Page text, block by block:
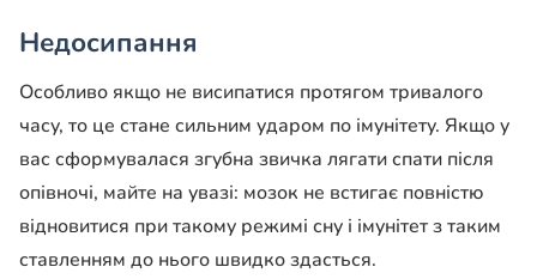
Недосипання
Особливо якщо не висипатися протягом тривалого
часу, то це стане сильним ударом по імунітету. Якщо у
вас сформувалася згубна звичка лягати спати після
опівночі, майте на увазі: мозок не встигає повністю
відновитися при такому режимі сну і імунітет з таким
ставленням до нього швидко здасться.